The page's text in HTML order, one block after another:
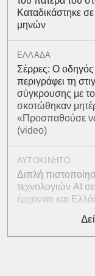
Καταδικάστηκε
μηνών
ΕΛΛΑΔΑ
Σέρρες: Ο
περιγράφει τη
σύγκρουσης με
σκοτώθηκαν
«Προσπαθούσε να
(video)
ΑΥΤΟΚΙΝΗΤΟ
Διπλή
τεχνολογιών AI
έρχονται και